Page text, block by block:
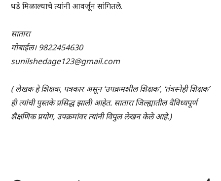
धडे मिळाल्याचे त्यांनी आवर्जून सांगितले.
सातारा
मोबाईल। 9822454630
sunilshedage123@gmail.com
( लेखक हे शिक्षक, पत्रकार असून ‘उपक्रमशील शिक्षक’, ‘तंत्रस्नेही शिक्षक’
ही त्यांची पुस्तके प्रसिद्ध झाली आहेत. सातारा जिल्ह्यातील वैविध्यपूर्ण
शैक्षणिक प्रयोग, उपक्रमांवर त्यांनी विपुल लेखन केले आहे.)